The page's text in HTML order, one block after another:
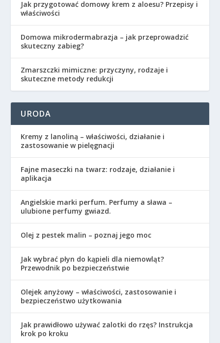
Jak przygotować domowy krem z aloesu? Przepisy i
właściwości
Domowa mikrodermabrazja – jak przeprowadzić
skuteczny zabieg?
Zmarszczki mimiczne: przyczyny, rodzaje i
skuteczne metody redukcji
URODA
Kremy z lanoliną – właściwości, działanie i
zastosowanie w pielęgnacji
Fajne maseczki na twarz: rodzaje, działanie i
aplikacja
Angielskie marki perfum. Perfumy a sława –
ulubione perfumy gwiazd.
Olej z pestek malin – poznaj jego moc
Jak wybrać płyn do kąpieli dla niemowląt?
Przewodnik po bezpieczeństwie
Olejek anyżowy – właściwości, zastosowanie i
bezpieczeństwo użytkowania
Jak prawidłowo używać zalotki do rzęs? Instrukcja
krok po kroku